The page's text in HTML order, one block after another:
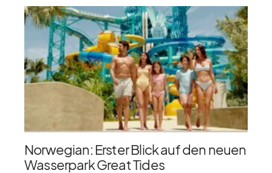
Norwegian: Erster Blick auf den neuen
Wasserpark Great Tides